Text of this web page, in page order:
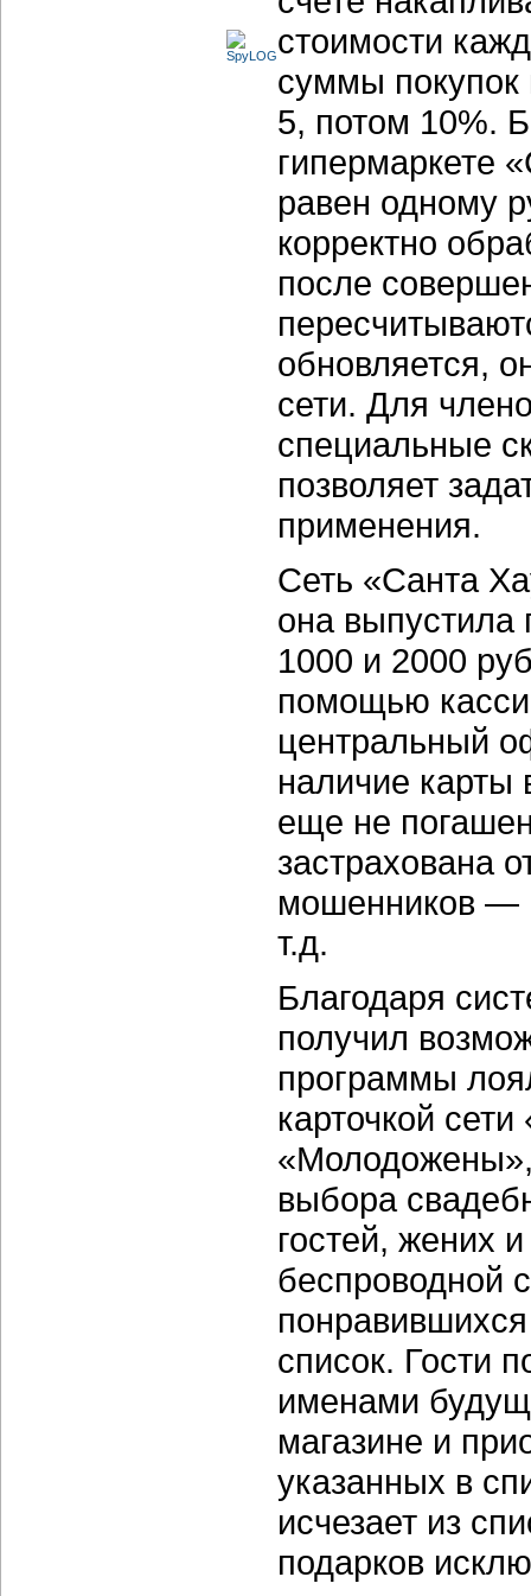
стоимости
суммы покупок
5, потом 10%.
гипермаркете
равен одному
корректно
после
обновляется,
сети. Для
специальные
позволяет
применения.
Сеть «Санта
она
1000 и 2000
помощью
центральный
наличие карты
еще не
застрахована
мошенников —
т.д.
Благодаря
получил
программы
карточкой
выбора
гостей, жених
беспроводной
список. Гости
именами
магазине и
указанных в
исчезает из
подарков